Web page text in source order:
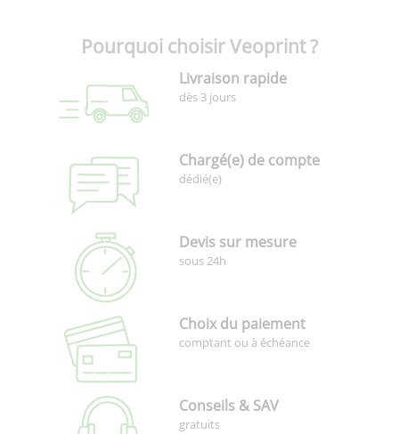
Pourquoi choisir Veoprint ?
Livraison rapide
dès 3 jours
Chargé(e) de compte
dédié(e)
Devis sur mesure
sous 24h
Choix du paiement
comptant ou à échéance
Conseils & SAV
gratuits